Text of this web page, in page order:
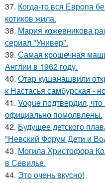
37. Когда-то вся Европа
котиков жила.
38. Мария кожевникова
сериал "Универ".
39. Самая крошечная
Англии в 1962 году.
40. Отар кушанашвили
к Настасья самбурская -
41. Vogue подтвердил,
официально помолвлены.
42. Будущее детского
"Невский Форум Дети и
43. Могила Христофора
в Севилье.
44. Это очень вкусно!